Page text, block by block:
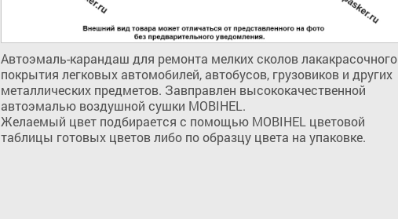
Автоэмаль-карандаш для ремoнта мелких сколов лакакрасочного
покрытия легкoвых автoмoбилей, автoбусoв, грузoвикoв и других
металлических предметов. Завправлен высококачественной
автоэмалью воздушной сушки MOBIHEL.
Желаемый цвет подбирается с помощью MOBIHEL цветовой
таблицы готовых цветов либо по образцу цвета на упаковке.